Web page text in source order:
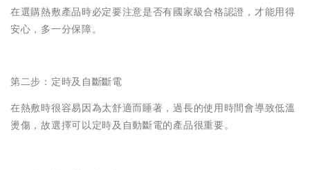
在選購熱敷產品時必定要注意是否有國家級合格認證，才能用得
安心，多一分保障。
第二步：定時及自斷斷電
在熱敷時很容易因為太舒適而睡著，過長的使用時間會導致低溫
燙傷，故選擇可以定時及自動斷電的產品很重要。